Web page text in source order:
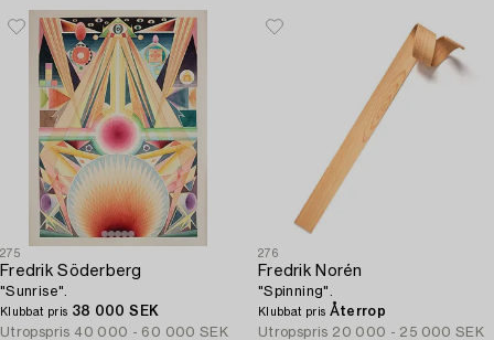
275
Fredrik Söderberg
"Sunrise".
Klubbat pris 38 000 SEK
Utropspris 40 000 - 60 000 SEK
276
Fredrik Norén
"Spinning".
Klubbat pris Återrop
Utropspris 20 000 - 25 000 SEK